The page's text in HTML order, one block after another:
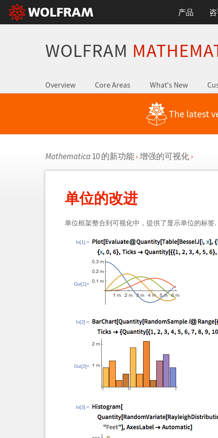
产品
WOLFRAM
Overview Core Areas What's New
The latest
Mathematica10 的新功能 ›增强的可视化 ›
单位的改进
单位框架整合到可视化中，提供了显示单位的标签.
In[1]:=
Out[1]=
In[2]:=
Out[2]=
In[3]:=